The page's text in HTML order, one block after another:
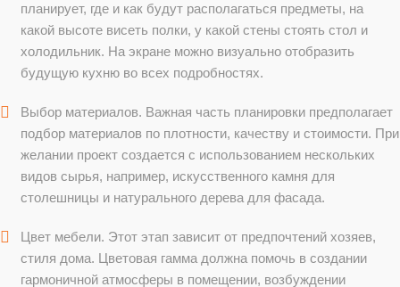
планирует, где и как будут располагаться предметы, на
какой высоте висеть полки, у какой стены стоять стол и
холодильник. На экране можно визуально отобразить
будущую кухню во всех подробностях.
Выбор материалов. Важная часть планировки предполагает
подбор материалов по плотности, качеству и стоимости. При
желании проект создается с использованием нескольких
видов сырья, например, искусственного камня для
столешницы и натурального дерева для фасада.
Цвет мебели. Этот этап зависит от предпочтений хозяев,
стиля дома. Цветовая гамма должна помочь в создании
гармоничной атмосферы в помещении, возбуждении